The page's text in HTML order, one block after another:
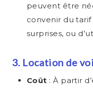
peuvent être
convenir du tarif
surprises, ou
3. Location de
Coût : À partir